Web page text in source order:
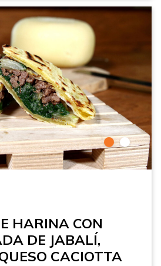
HARINA CON
DE JABALÍ,
CACIOTTA